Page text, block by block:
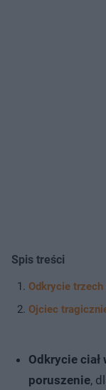
Spis treści
Odkrycie
Ojciec
Odkrycie ciał
poruszenie,